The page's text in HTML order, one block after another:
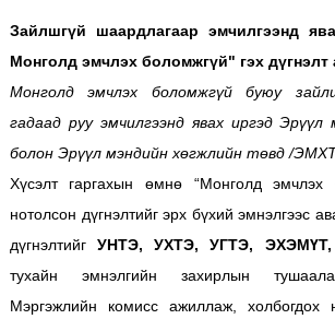
Зайлшгүй шаардлагаар эмчилгээнд
Монголд эмчлэх боломжгүй" гэх дүгнэлт
Монголд эмчлэх боломжгүй буюу
гадаад руу эмчилгээнд явах иргэд
болон Эрүүл мэндийн хөгжлийн төвд /
Хүсэлт гаргахын өмнө “Монголд эмчлэх
нотолсон дүгнэлтийг эрх бүхий эмнэлгээс
дүгнэлтийгУНТЭ, УХТЭ, УГТЭ,
тухайн эмнэлгийн захирлын
Мэргэжлийн комисс ажиллаж, холбогдох